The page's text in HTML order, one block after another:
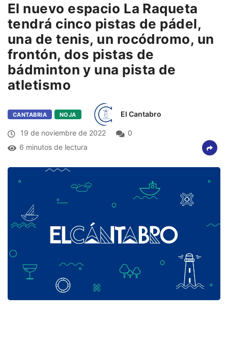
El nuevo espacio La Raqueta
tendrá cinco pistas de pádel,
una de tenis, un rocódromo, un
frontón, dos pistas de
bádminton y una pista de
atletismo
CANTABRIA NOJA El Cantabro
19 de noviembre de 2022
0
6 minutos de lectura